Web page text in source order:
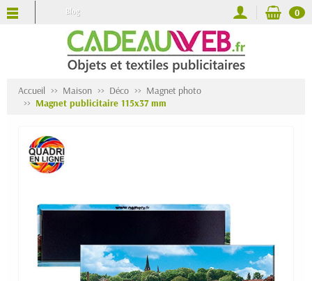
Blog 0
Accueil Maison Déco
Magnet photo
Magnet publicitaire 115x37 mm